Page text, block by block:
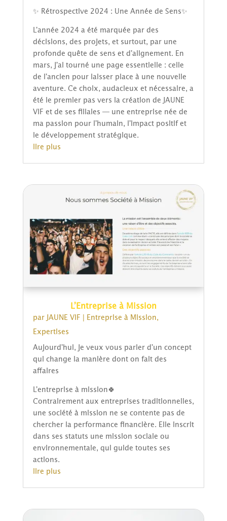
✨ Rétrospective 2024 : Une Année de Sens✨
L’année 2024 a été marquée par des
décisions, des projets, et surtout, par une
profonde quête de sens et d’alignement. En
mars, j’ai tourné une page essentielle : celle
de l’ancien pour laisser place à une nouvelle
aventure. Ce choix, audacieux et nécessaire, a
été le premier pas vers la création de JAUNE
VIF et de ses filiales — une entreprise née de
ma passion pour l’humain, l’impact positif et
le développement stratégique.
lire plus
L’Entreprise à Mission
par JAUNE VIF Entreprise à Mission,
Expertises
Aujourd’hui, je veux vous parler d’un concept
qui change la manière dont on fait des
affaires
L’entreprise à mission🍀
Contrairement aux entreprises traditionnelles,
une société à mission ne se contente pas de
chercher la performance financière. Elle inscrit
dans ses statuts une mission sociale ou
environnementale, qui guide toutes ses
actions.
lire plus